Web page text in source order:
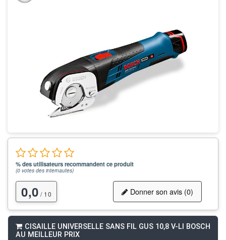
% des utilisateurs recommandent ce produit
(0 votes des internautes)
0,0 / 10 Donner son avis (0)
CISAILLE UNIVERSELLE SANS FIL GUS 10,8 V-LI BOSCH
AU MEILLEUR PRIX